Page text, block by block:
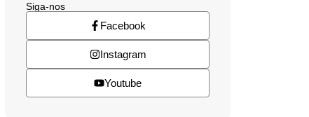
Siga-nos
Facebook
Instagram
Youtube